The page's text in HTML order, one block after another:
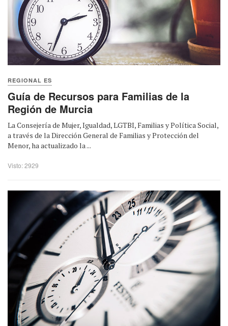
REGIONAL ES
Guía de Recursos para Familias de la
Región de Murcia
La Consejería de Mujer, Igualdad, LGTBI, Familias y Política Social,
a través de la Dirección General de Familias y Protección del
Menor, ha actualizado la ...
Visto: 2929